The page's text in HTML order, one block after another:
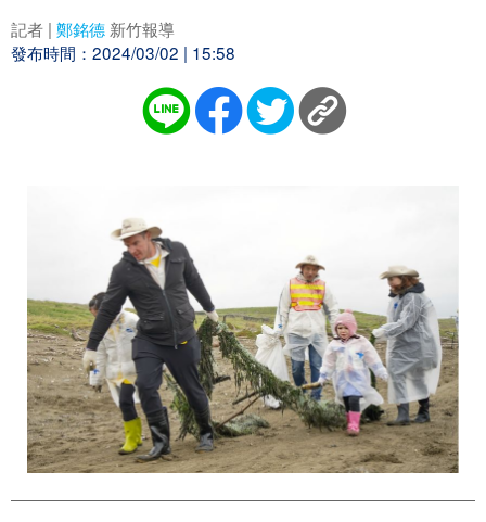
記者 | 鄭銘德 新竹報導
發布時間：2024/03/02 | 15:58